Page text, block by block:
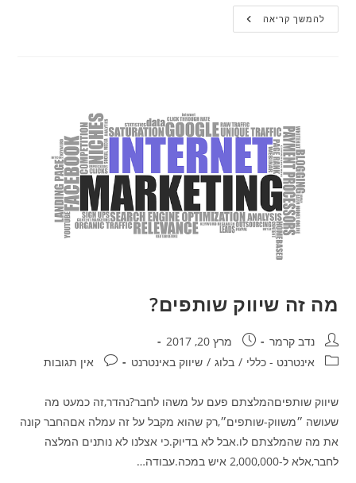
להמשך קריאהקורס
הפושטק
מה זה שיווק שותפים?
מחבר:נדב קרמר פורסם:מרץ 20, 2017
קטגוריה:אינטרנט - כללי / בלוג / שיווק באינטרנט תגובות:אין תגובות
שיווק שותפיםהמלצתם פעם על משהו לחבר?נהדר,זה כמעט מה
שעושה ״משווק-שותפים״,רק שהוא מקבל על זה עמלה אםהחבר קונה
את מה שהמלצתם לו.אבל לא בדיוק.כי אצלנו לא נותנים המלצה
לחבר,אלא ל-2,000,000 איש במכה.עבודה…